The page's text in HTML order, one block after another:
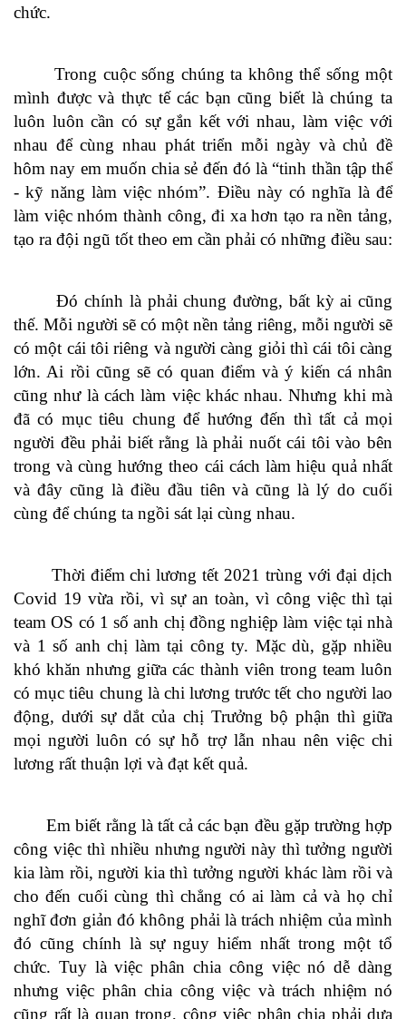
chức.
Trong cuộc sống chúng ta không thể sống một
mình được và thực tế các bạn cũng biết là chúng ta
luôn luôn cần có sự gắn kết với nhau, làm việc với
nhau để cùng nhau phát triển mỗi ngày và chủ đề
hôm nay em muốn chia sẻ đến đó là “tinh thần tập thể
- kỹ năng làm việc nhóm”. Điều này có nghĩa là để
làm việc nhóm thành công, đi xa hơn tạo ra nền tảng,
tạo ra đội ngũ tốt theo em cần phải có những điều sau:
Đó chính là phải chung đường, bất kỳ ai cũng
thế. Mỗi người sẽ có một nền tảng riêng, mỗi người sẽ
có một cái tôi riêng và người càng giỏi thì cái tôi càng
lớn. Ai rồi cũng sẽ có quan điểm và ý kiến cá nhân
cũng như là cách làm việc khác nhau. Nhưng khi mà
đã có mục tiêu chung để hướng đến thì tất cả mọi
người đều phải biết rằng là phải nuốt cái tôi vào bên
trong và cùng hướng theo cái cách làm hiệu quả nhất
và đây cũng là điều đầu tiên và cũng là lý do cuối
cùng để chúng ta ngồi sát lại cùng nhau.
Thời điểm chi lương tết 2021 trùng với đại dịch
Covid 19 vừa rồi, vì sự an toàn, vì công việc thì tại
team OS có 1 số anh chị đồng nghiệp làm việc tại nhà
và 1 số anh chị làm tại công ty. Mặc dù, gặp nhiều
khó khăn nhưng giữa các thành viên trong team luôn
có mục tiêu chung là chi lương trước tết cho người lao
động, dưới sự dắt của chị Trưởng bộ phận thì giữa
mọi người luôn có sự hỗ trợ lẫn nhau nên việc chi
lương rất thuận lợi và đạt kết quả.
Em biết rằng là tất cả các bạn đều gặp trường hợp
công việc thì nhiều nhưng người này thì tưởng người
kia làm rồi, người kia thì tưởng người khác làm rồi và
cho đến cuối cùng thì chẳng có ai làm cả và họ chỉ
nghĩ đơn giản đó không phải là trách nhiệm của mình
đó cũng chính là sự nguy hiểm nhất trong một tổ
chức. Tuy là việc phân chia công việc nó dễ dàng
nhưng việc phân chia công việc và trách nhiệm nó
cũng rất là quan trọng, công việc phân chia phải dựa